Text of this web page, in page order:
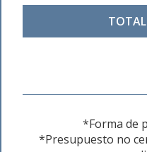
TOTAL
*Forma de
*Presupuesto no